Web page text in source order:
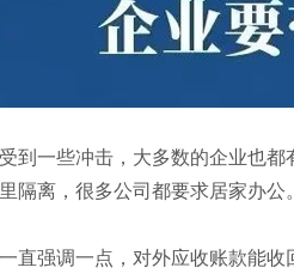
一些冲击，大多数的企业也都
隔离，很多公司都要求居家办公。
强调一点，对外应收账款能收